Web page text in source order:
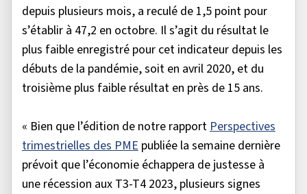
depuis plusieurs mois, a reculé de 1,5 point pour
s’établir à 47,2 en octobre. Il s’agit du résultat le
plus faible enregistré pour cet indicateur depuis les
débuts de la pandémie, soit en avril 2020, et du
troisième plus faible résultat en près de 15 ans.
« Bien que l’édition de notre rapportPerspectives
trimestrielles des PME publiée la semaine dernière
prévoit que l’économie échappera de justesse à
une récession aux T3-T4 2023, plusieurs signes